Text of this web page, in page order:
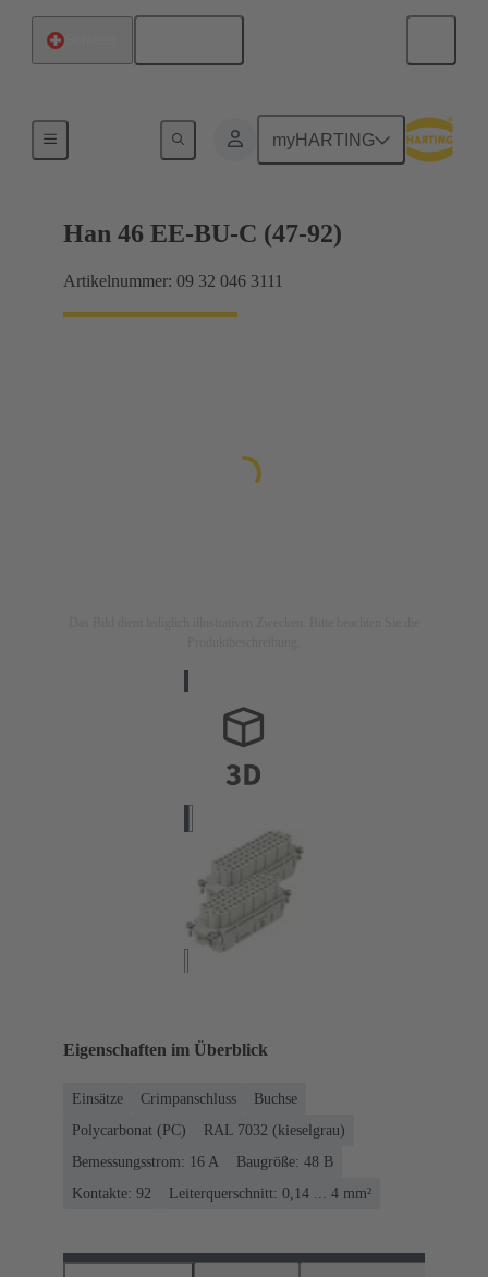
myHARTING
Ströme bis 16 A
Han 46 EE-BU-C (47-92)
Artikelnummer: 09 32 046 3111
Eigenschaften im Überblick
Einsätze Crimpanschluss
Buchse
Polycarbonat (PC)
RAL 7032 (kieselgrau)
Bemessungsstrom: ‌16 A
Baugröße: 48 B
Kontakte: 92
Leiterquerschnitt: 0,14 ... 4 mm²